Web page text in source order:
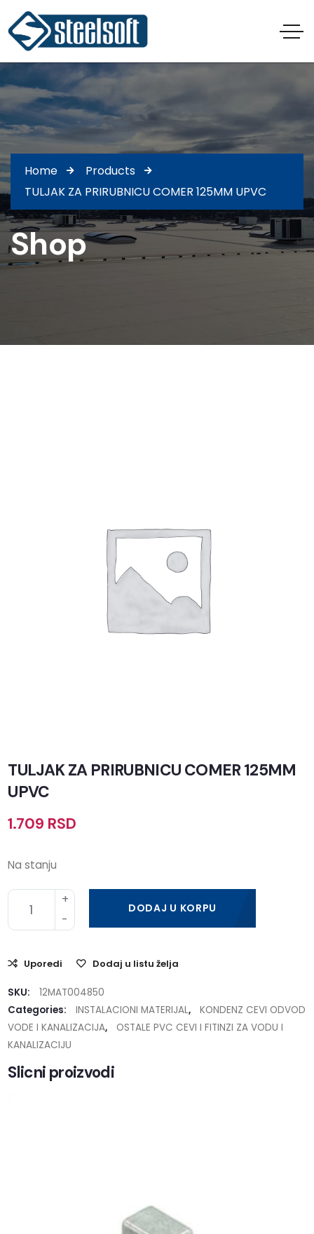
Home
Products
TULJAK ZA PRIRUBNICU COMER 125MM UPVC
Shop
TULJAK ZA PRIRUBNICU COMER 125MM
UPVC
1.709 RSD
Na stanju
DODAJ U KORPU
Uporedi Dodaj u listu želja
SKU:
12MAT004850
Categories:
INSTALACIONI MATERIJAL,
KONDENZ CEVI ODVOD
VODE I KANALIZACIJA,
OSTALE PVC CEVI I FITINZI ZA VODU I
KANALIZACIJU
Slicni proizvodi